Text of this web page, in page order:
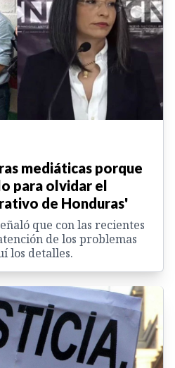
mediáticas porque
para olvidar el
de Honduras'
que con las recientes
de los problemas
los detalles.